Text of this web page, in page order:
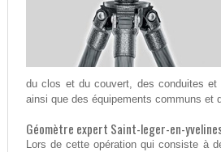
du clos et du couvert, des conduites et
ainsi que des équipements communs et
Géomètre expert Saint-leger-en-
Lors de cette opération qui consiste à